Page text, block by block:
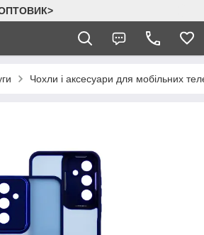
Чохли і аксесуари для мобільних